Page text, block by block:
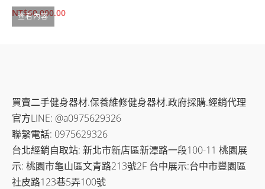
查看內容
NT$60,000.00
買賣二手健身器材.保養維修健身器材.政府採購.經銷代理
官方LINE: @a0975629326
聯繫電話: 0975629326
台北經銷自取站: 新北市新店區新潭路一段100-11 桃園展
示: 桃園市龜山區文青路213號2F 台中展示:台中市豐園區
社皮路123巷5弄100號